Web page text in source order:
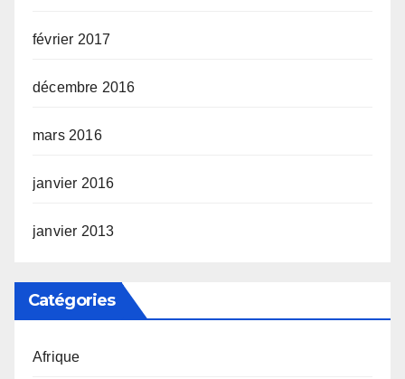
février 2017
décembre 2016
mars 2016
janvier 2016
janvier 2013
Catégories
Afrique